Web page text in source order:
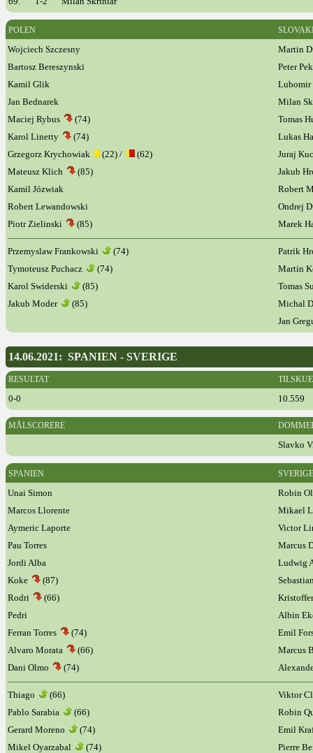
POLEN
Wojciech Szczesny
Martin
Bartosz Bereszynski
Peter
Kamil Glik
Lubomir
Jan Bednarek
Milan
Maciej Rybus
(74)
Tomas
Karol Linetty
(74)
Lukas
Grzegorz Krychowiak
(22) / (62)
Juraj
Mateusz Klich
(85)
Jakub
Kamil Józwiak
Robert
Robert Lewandowski
Ondrej
Piotr Zielinski
(85) Marek
Przemyslaw Frankowski (74)
Patrik
Tymoteusz Puchacz
(74)
Martin
Karol Swiderski
(85)
Tomas
Jakub Moder
(85)
Michal
Jan
14.06.2021: SPANIEN - SVERIGE
RESULTAT
0-0 10.559
MÅLSCORERE
Slavko
SPANIEN SVERIGE
Unai Simon
Robin
Marcos Llorente
Mikael
Aymeric Laporte
Victor
Pau Torres
Marcus
Jordi Alba
Ludwig
Koke
(87)
Rodri
(66)
Pedri
Albin
Ferran Torres
(74)
Emil
Alvaro Morata
(66)
Marcus
Dani Olmo
(74)
Thiago (66)
Viktor
Pablo Sarabia
(66)
Robin
Gerard Moreno
(74)
Emil
Mikel Oyarzabal
(74)
Pierre